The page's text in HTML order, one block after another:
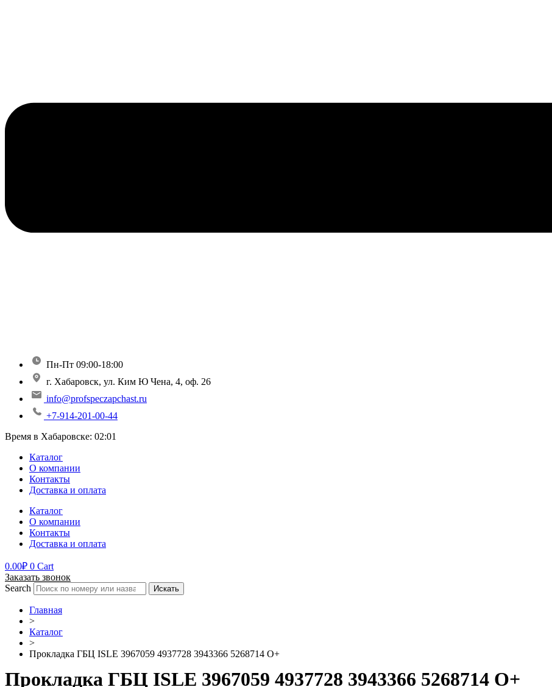
Пн-Пт 09:00-18:00
г. Хабаровск, ул. Ким Ю Чена, 4, оф. 26
info@profspeczapchast.ru
+7-914-201-00-44
Время в Хабаровске: 02:01
Каталог
О компании
Контакты
Доставка и оплата
Каталог
О компании
Контакты
Доставка и оплата
0.00₽ 0 Cart
Заказать звонок
Search
Искать
Главная
>
Каталог
>
Прокладка ГБЦ ISLE 3967059 4937728 3943366 5268714 O+
Прокладка ГБЦ ISLE 3967059 4937728 3943366 5268714 O+